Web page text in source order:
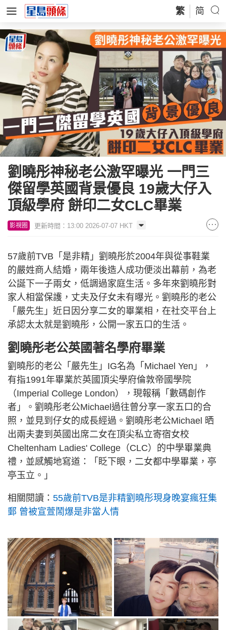
繁 简
劉曉彤神秘老公激罕曝光 一門三
傑留學英國背景優良 19歲大仔入
頂級學府 餅印二女CLC畢業
影視圈 更新時間：13:00 2026-07-07 HKT
57歲前TVB「是非精」劉曉彤於2004年與從事鞋業
的嚴姓商人結婚，兩年後造人成功便淡出幕前，為老
公誕下一子兩女，低調過家庭生活。多年來劉曉彤對
家人相當保護，丈夫及仔女未有曝光。劉曉彤的老公
「嚴先生」近日因分享二女的畢業相，在社交平台上
承認太太就是劉曉彤，公開一家五口的生活。
劉曉彤老公英國著名學府畢業
劉曉彤的老公「嚴先生」IG名為「Michael Yen」，
有指1991年畢業於英國頂尖學府倫敦帝國學院
（Imperial College London），現報稱「數碼創作
者」。劉曉彤老公Michael過往曾分享一家五口的合
照，並見到仔女的成長經過。劉曉彤老公Michael 晒
出兩夫妻到英國出席二女在頂尖私立寄宿女校
Cheltenham Ladies' College（CLC）的中學畢業典
禮，並感觸地寫道：「眨下眼，二女都中學畢業，亭
亭玉立。」
相關閱讀： 55歲前TVB是非精劉曉彤現身晚宴瘋狂集
郵 曾被宣萱鬧爆是非當人情